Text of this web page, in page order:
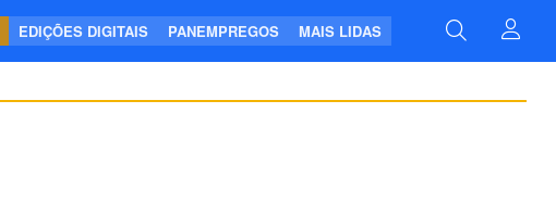
EDIÇÕES DIGITAIS PANEMPREGOS MAIS LIDAS